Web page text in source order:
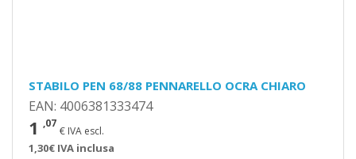
STABILO PEN 68/88 PENNARELLO OCRA CHIARO
EAN: 4006381333474
1 ,07
€ IVA escl.
1,30€ IVA inclusa